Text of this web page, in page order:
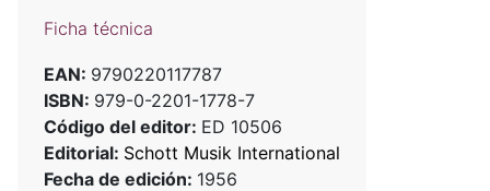
Ficha técnica
EAN: 9790220117787
ISBN: 979-0-2201-1778-7
Código del editor: ED 10506
Editorial: Schott Musik International
Fecha de edición: 1956